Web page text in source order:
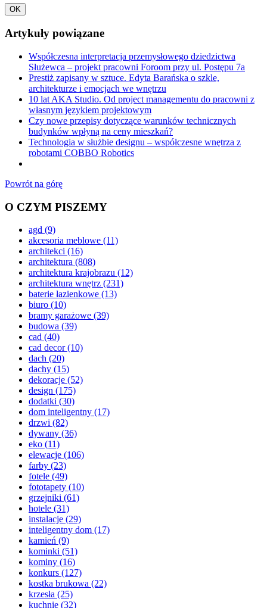
OK
Artykuły powiązane
Współczesna interpretacja przemysłowego dziedzictwa
Służewca – projekt pracowni Foroom przy ul. Postępu 7a
Prestiż zapisany w sztuce. Edyta Barańska o szkle,
architekturze i emocjach we wnętrzu
10 lat AKA Studio. Od project managementu do pracowni z
własnym językiem projektowym
Czy nowe przepisy dotyczące warunków technicznych
budynków wpłyną na ceny mieszkań?
Technologia w służbie designu – współczesne wnętrza z
robotami COBBO Robotics
Powrót na górę
O CZYM PISZEMY
agd (9)
akcesoria meblowe (11)
architekci (16)
architektura (808)
architektura krajobrazu (12)
architektura wnętrz (231)
baterie łazienkowe (13)
biuro (10)
bramy garażowe (39)
budowa (39)
cad (40)
cad decor(10)
dach (20)
dachy (15)
dekoracje (52)
design (175)
dodatki (30)
dom inteligentny (17)
drzwi (82)
dywany (36)
eko (11)
elewacje (106)
farby (23)
fotele (49)
fototapety (10)
grzejniki (61)
hotele (31)
instalacje (29)
inteligentny dom (17)
kamień (9)
kominki (51)
kominy (16)
konkurs (127)
kostka brukowa (22)
krzesła (25)
kuchnie (32)